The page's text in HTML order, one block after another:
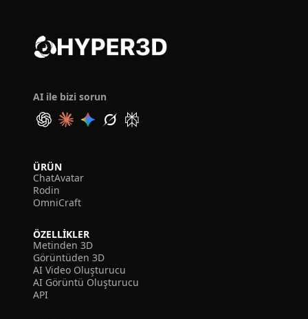
AI ile bizi sorun
ÜRÜN
ChatAvatar
Rodin
OmniCraft
ÖZELLIKLER
Metinden 3D
Görüntüden 3D
AI Video Oluşturucu
AI Görüntü Oluşturucu
API